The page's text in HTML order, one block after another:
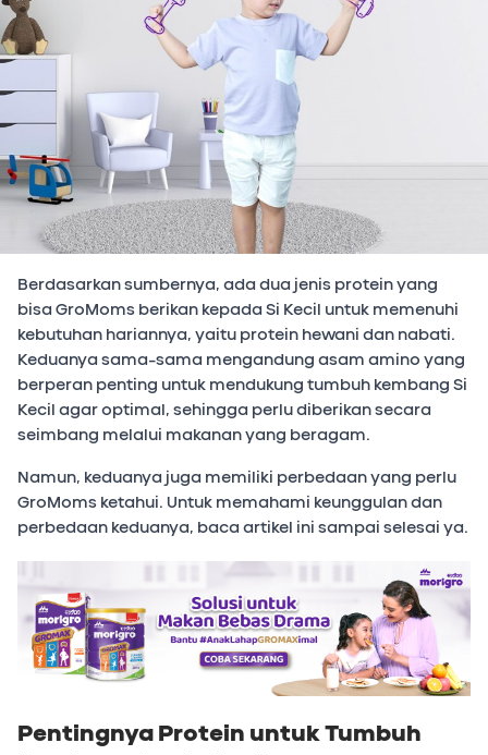
Berdasarkan sumbernya, ada dua jenis protein yang
bisa GroMoms berikan kepada Si Kecil untuk memenuhi
kebutuhan hariannya, yaitu protein hewani dan nabati.
Keduanya sama-sama mengandung asam amino yang
berperan penting untuk mendukung tumbuh kembang Si
Kecil agar optimal, sehingga perlu diberikan secara
seimbang melalui makanan yang beragam.
Namun, keduanya juga memiliki perbedaan yang perlu
GroMoms ketahui. Untuk memahami keunggulan dan
perbedaan keduanya, baca artikel ini sampai selesai ya.
Pentingnya Protein untuk Tumbuh